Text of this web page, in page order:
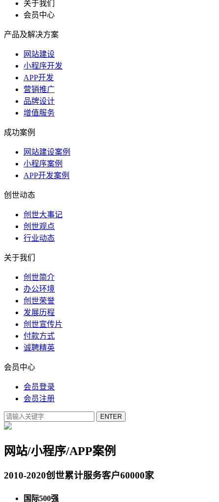
关于我们
会员中心
产品及解决方案
网站建设
小程序开发
APP开发
营销推广
品牌设计
增值服务
成功案例
网站建设案例
小程序案例
APP开发案例
创世动态
创世大事记
创世观点
行业动态
关于我们
创世简介
办公环境
创世荣誉
发展历程
创世宣传片
付款方式
诚聘精英
会员中心
会员登录
会员注册
网站/小程序/APP案例
2010-2020创世累计服务客户60000家
国际500强